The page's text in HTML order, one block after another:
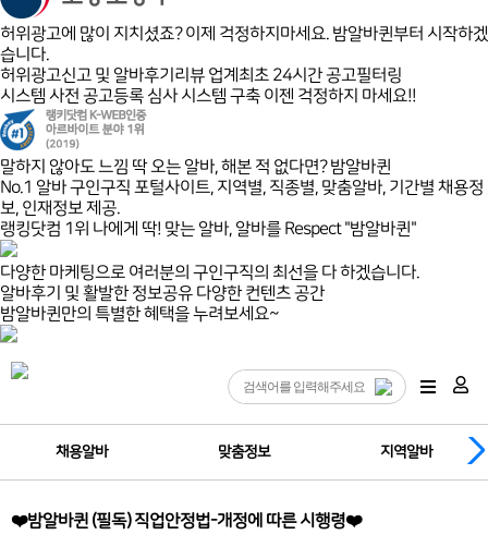
허위광고에 많이 지치셨죠? 이제 걱정하지마세요. 밤알바퀸부터 시작하겠
습니다.
허위광고신고 및 알바후기리뷰 업계최초 24시간 공고필터링
시스템 사전 공고등록 심사 시스템 구축 이젠 걱정하지 마세요!!
말하지 않아도 느낌 딱 오는 알바, 해본 적 없다면? 밤알바퀸
No.1 알바 구인구직 포털사이트, 지역별, 직종별, 맞춤알바, 기간별 채용정
보, 인재정보 제공.
랭킹닷컴 1위 나에게 딱! 맞는 알바, 알바를 Respect "밤알바퀸"
다양한 마케팅으로 여러분의 구인구직의 최선을 다 하겠습니다.
알바후기 및 활발한 정보공유 다양한 컨텐츠 공간
밤알바퀸만의 특별한 혜택을 누려보세요~
채용알바 맞춤정보 지역알바
❤️밤알바퀸 (필독) 직업안정법-개정에 따른 시행령❤️